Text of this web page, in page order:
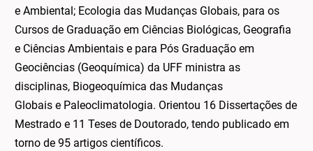
e Ambiental; Ecologia das Mudanças Globais, para os
Cursos de Graduação em Ciências Biológicas, Geografia
e Ciências Ambientais e para Pós Graduação em
Geociências (Geoquímica) da UFF ministra as
disciplinas, Biogeoquímica das Mudanças
Globais e Paleoclimatologia. Orientou 16 Dissertações de
Mestrado e 11 Teses de Doutorado, tendo publicado em
torno de 95 artigos científicos.